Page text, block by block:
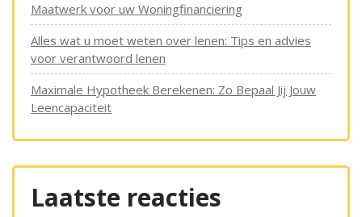
Maatwerk voor uw Woningfinanciering
Alles wat u moet weten over lenen: Tips en advies
voor verantwoord lenen
Maximale Hypotheek Berekenen: Zo Bepaal Jij Jouw
Leencapaciteit
Laatste reacties